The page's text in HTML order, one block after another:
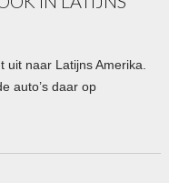
naar Latijns Amerika.
auto’s daar op